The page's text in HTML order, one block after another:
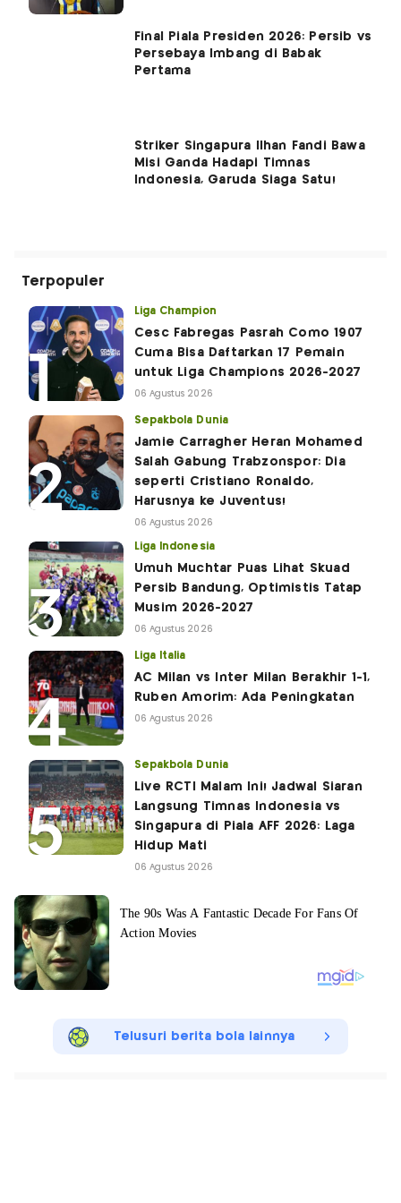
Final Piala Presiden 2026: Persib vs
Persebaya Imbang di Babak
Pertama
Striker Singapura Ilhan Fandi Bawa
Misi Ganda Hadapi Timnas
Indonesia, Garuda Siaga Satu!
Terpopuler
Liga Champion
Cesc Fabregas Pasrah Como 1907
Cuma Bisa Daftarkan 17 Pemain
untuk Liga Champions 2026-2027
06 Agustus 2026
Sepakbola Dunia
Jamie Carragher Heran Mohamed
Salah Gabung Trabzonspor: Dia
seperti Cristiano Ronaldo,
Harusnya ke Juventus!
06 Agustus 2026
Liga Indonesia
Umuh Muchtar Puas Lihat Skuad
Persib Bandung, Optimistis Tatap
Musim 2026-2027
06 Agustus 2026
Liga Italia
AC Milan vs Inter Milan Berakhir 1-1,
Ruben Amorim: Ada Peningkatan
06 Agustus 2026
Sepakbola Dunia
Live RCTI Malam Ini! Jadwal Siaran
Langsung Timnas Indonesia vs
Singapura di Piala AFF 2026: Laga
Hidup Mati
06 Agustus 2026
Telusuri berita bola lainnya